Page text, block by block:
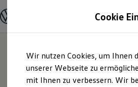
Hauptinhalt
springen
Footer
springen
Modelle und Konfigurator
Modelle vergleichen
Elektroautos
ENERGY Sondermodelle
Nutzfahrzeuge
Cookie
Wir nutzen Cookies, um Ihnen
unserer Webseite zu
mit Ihnen zu verbessern. Wir